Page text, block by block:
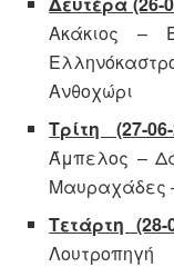
Ακάκιος –
Ανθοχώρι
Τρίτη (27-
Άμπελος –
Μαυραχάδες
Τετάρτη (28-